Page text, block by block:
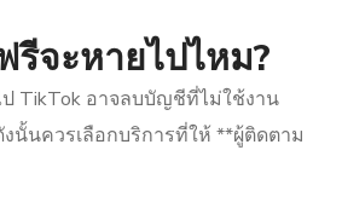
รีจะหายไปไหม?
TikTok อาจลบบัญชีที่ไม่ใช้งาน
นั้นควรเลือกบริการที่ให้ **ผู้ติดตาม